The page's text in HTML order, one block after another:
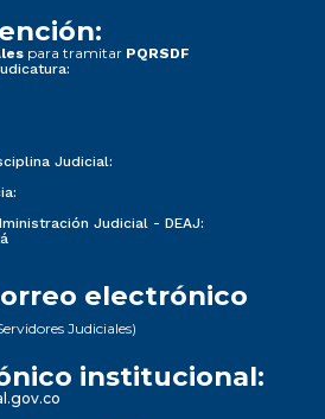
para tramitar PQRSDF
Judicial:
Judicial - DEAJ:
electrónico
Judiciales)
institucional: